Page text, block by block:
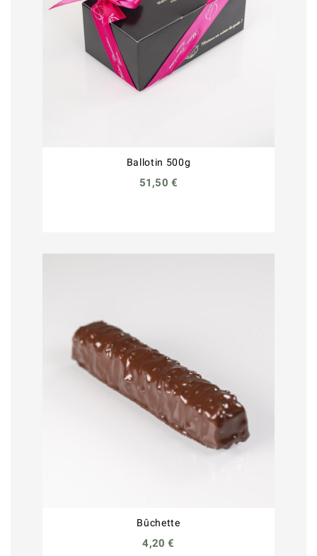
Ballotin 500g
51,50 €
Bûchette
4,20 €